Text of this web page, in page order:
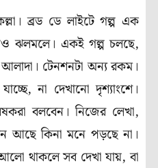
ব্রড ডে লাইটে গল্প এক
ঝলমলে। একই গল্প চলছে,
টেনশনটা অন্য রকম।
,না দেখানো দৃশ্যাংশে।
বলবেন। নিজের লেখা,
আছে কিনা মনে পড়ছে না।
আলো থাকলে সব দেখা যায়,বা